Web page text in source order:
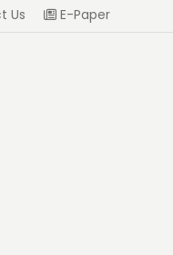
Us E-Paper